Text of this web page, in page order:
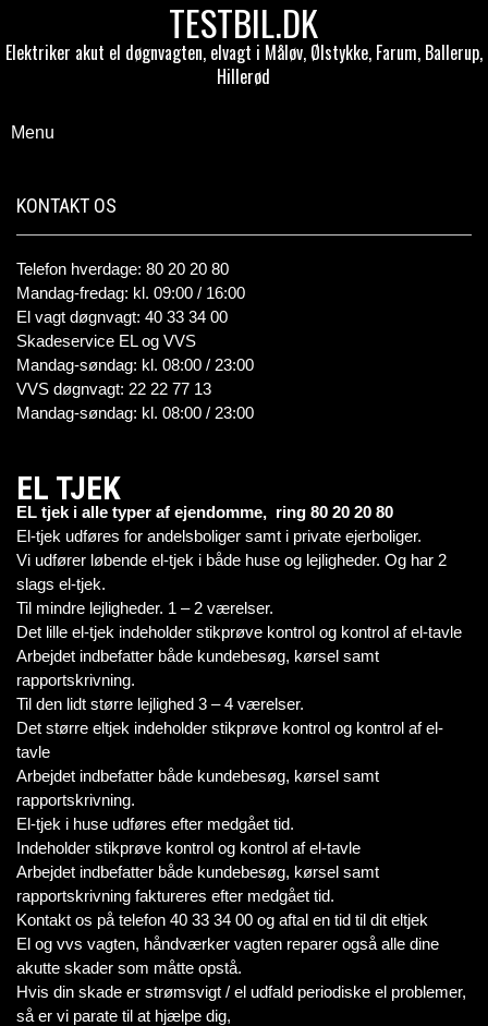
TESTBIL.DK
Elektriker akut el døgnvagten, elvagt i Måløv, Ølstykke, Farum, Ballerup,
Hillerød
Menu
KONTAKT OS
Telefon hverdage: 80 20 20 80
Mandag-fredag: kl. 09:00 / 16:00
El vagt døgnvagt: 40 33 34 00
Skadeservice EL og VVS
Mandag-søndag: kl. 08:00 / 23:00
VVS døgnvagt: 22 22 77 13
Mandag-søndag: kl. 08:00 / 23:00
EL TJEK
EL tjek i alle typer af ejendomme, ring 80 20 20 80
El-tjek udføres for andelsboliger samt i private ejerboliger.
Vi udfører løbende el-tjek i både huse og lejligheder. Og har 2
slags el-tjek.
Til mindre lejligheder. 1 – 2 værelser.
Det lille el-tjek indeholder stikprøve kontrol og kontrol af el-tavle
Arbejdet indbefatter både kundebesøg, kørsel samt
rapportskrivning.
Til den lidt større lejlighed 3 – 4 værelser.
Det større eltjek indeholder stikprøve kontrol og kontrol af el-
tavle
Arbejdet indbefatter både kundebesøg, kørsel samt
rapportskrivning.
El-tjek i huse udføres efter medgået tid.
Indeholder stikprøve kontrol og kontrol af el-tavle
Arbejdet indbefatter både kundebesøg, kørsel samt
rapportskrivning faktureres efter medgået tid.
Kontakt os på telefon 40 33 34 00 og aftal en tid til dit eltjek
El og vvs vagten, håndværker vagten reparer også alle dine
akutte skader som måtte opstå.
Hvis din skade er strømsvigt / el udfald periodiske el problemer,
så er vi parate til at hjælpe dig,